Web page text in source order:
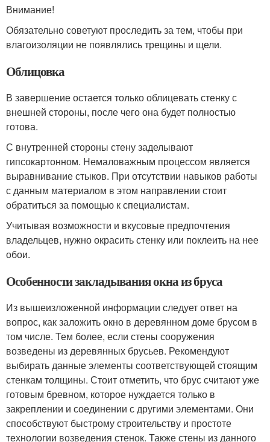
Внимание!
Обязательно советуют проследить за тем, чтобы при
влагоизоляции не появлялись трещины и щели.
Облицовка
В завершение остается только облицевать стенку с
внешней стороны, после чего она будет полностью
готова.
С внутренней стороны стену заделывают
гипсокартонном. Немаловажным процессом является
выравнивание стыков. При отсутствии навыков работы
с данным материалом в этом направлении стоит
обратиться за помощью к специалистам.
Учитывая возможности и вкусовые предпочтения
владельцев, нужно окрасить стенку или поклеить на нее
обои.
Особенности закладывания окна из бруса
Из вышеизложенной информации следует ответ на
вопрос, как заложить окно в деревянном доме брусом в
том числе. Тем более, если стены сооружения
возведены из деревянных брусьев. Рекомендуют
выбирать данные элементы соответствующей стоящим
стенкам толщины. Стоит отметить, что брус считают уже
готовым бревном, которое нуждается только в
закреплении и соединении с другими элементами. Они
способствуют быстрому строительству и простоте
технологии возведения стенок. Также стены из данного